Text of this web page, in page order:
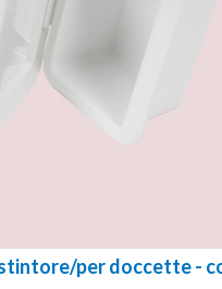
per doccette -